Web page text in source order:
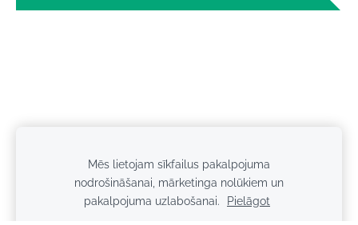
Sīkdatnes
Mēs lietojam sīkfailus pakalpojuma
nodrošināšanai, mārketinga nolūkiem un
pakalpojuma uzlabošanai.
Pielāgot